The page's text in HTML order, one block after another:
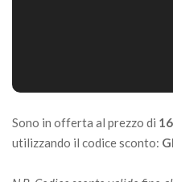
Sono in offerta al prezzo di
utilizzando il codice sconto: